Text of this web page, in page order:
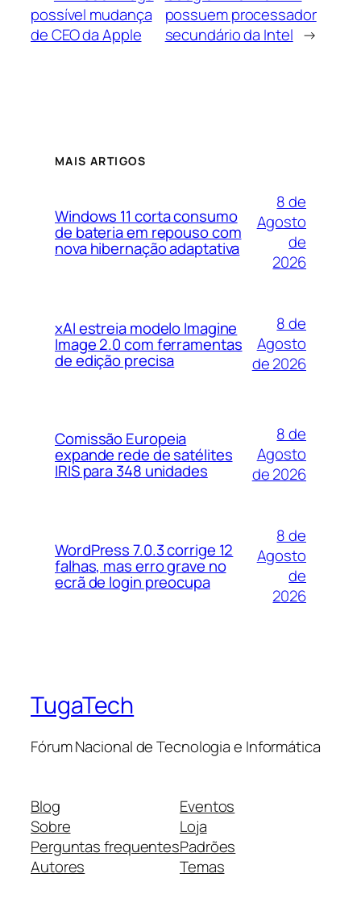
possível mudança
de CEO da Apple
possuem processador
secundário da Intel →
MAIS ARTIGOS
Windows 11 corta consumo
de bateria em repouso com
nova hibernação adaptativa
8 de
Agosto
de
2026
xAI estreia modelo Imagine
Image 2.0 com ferramentas
de edição precisa
8 de
Agosto
de 2026
Comissão Europeia
expande rede de satélites
IRIS para 348 unidades
8 de
Agosto
de 2026
WordPress 7.0.3 corrige 12
falhas, mas erro grave no
ecrã de login preocupa
8 de
Agosto
de
2026
TugaTech
Fórum Nacional de Tecnologia e Informática
Blog
Sobre
Perguntas frequentes
Autores
Eventos
Loja
Padrões
Temas